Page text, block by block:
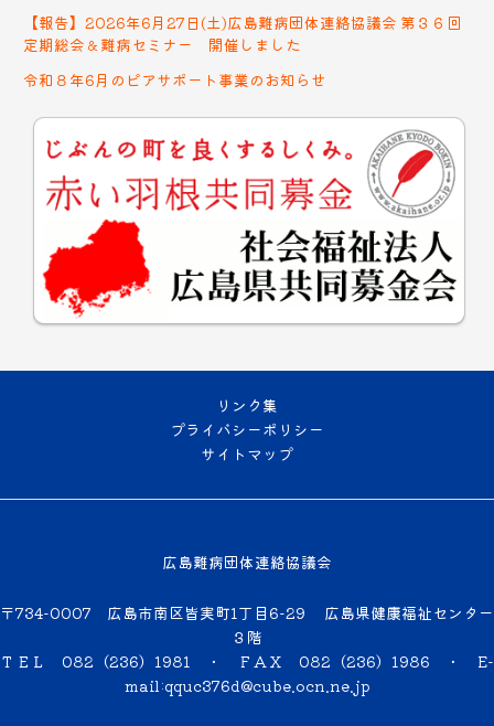
【報告】2026年6月27日(土)広島難病団体連絡協議会 第３６回
定期総会＆難病セミナー 開催しました
令和８年6月のピアサポート事業のお知らせ
リンク集
プライバシーポリシー
サイトマップ
広島難病団体連絡協議会
〒734-0007 広島市南区皆実町1丁目6-29 広島県健康福祉センター
３階
ＴＥＬ 082（236）1981 ・ ＦＡＸ 082（236）1986 ・ E-
mail:qquc376d@cube.ocn.ne.jp